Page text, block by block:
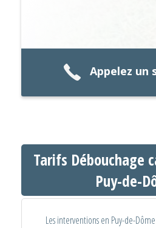
Appelez un
Tarifs Débouchage
Puy-de-
Les interventions en Puy-de-Dôme